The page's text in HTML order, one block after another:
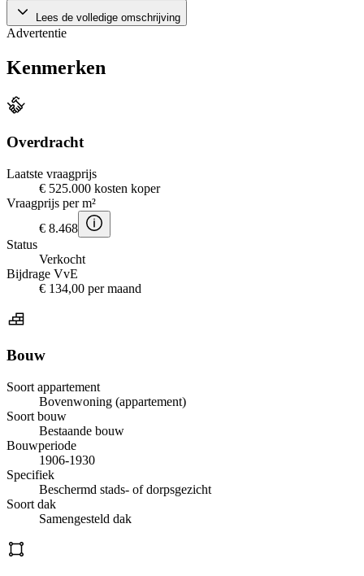
Lees de volledige omschrijving
Advertentie
Kenmerken
Overdracht
Laatste vraagprijs
€ 525.000 kosten koper
Vraagprijs per m²
€ 8.468
Status
Verkocht
Bijdrage VvE
€ 134,00 per maand
Bouw
Soort appartement
Bovenwoning (appartement)
Soort bouw
Bestaande bouw
Bouwperiode
1906-1930
Specifiek
Beschermd stads- of dorpsgezicht
Soort dak
Samengesteld dak